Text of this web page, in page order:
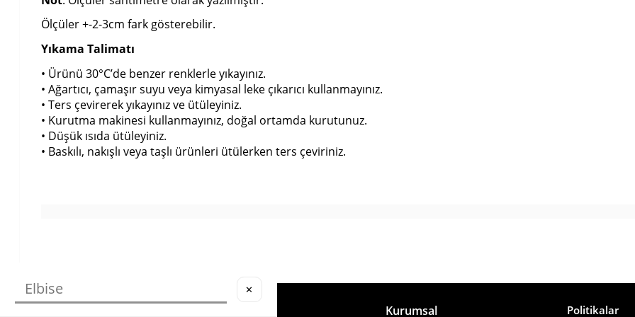
Ölçüler +-2-3cm fark gösterebilir.
Yıkama Talimatı
• Ürünü 30°C’de benzer renklerle yıkayınız.
• Ağartıcı, çamaşır suyu veya kimyasal leke çıkarıcı kullanmayınız.
• Ters çevirerek yıkayınız ve ütüleyiniz.
• Kurutma makinesi kullanmayınız, doğal ortamda kurutunuz.
• Düşük ısıda ütüleyiniz.
• Baskılı, nakışlı veya taşlı ürünleri ütülerken ters çeviriniz.
Kurumsal Politikalar
✕